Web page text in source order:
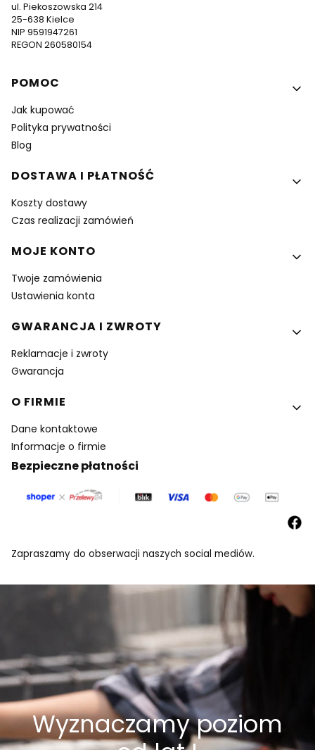
ul. Piekoszowska 214
25-638 Kielce
NIP 9591947261
REGON 260580154
Linki w stopce
POMOC
Jak kupować
Polityka prywatności
Blog
DOSTAWA I PŁATNOŚĆ
Koszty dostawy
Czas realizacji zamówień
MOJE KONTO
Twoje zamówienia
Ustawienia konta
GWARANCJA I ZWROTY
Reklamacje i zwroty
Gwarancja
O FIRMIE
Dane kontaktowe
Informacje o firmie
Bezpieczne płatności
Zapraszamy do obserwacji naszych social mediów.
Wyznaczamy poziom